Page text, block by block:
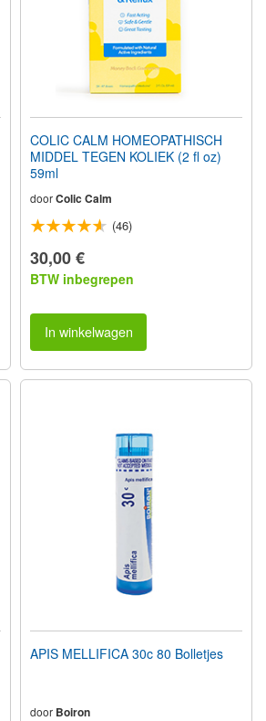
COLIC CALM HOMEOPATHISCH
MIDDEL TEGEN KOLIEK (2 fl oz)
59ml
doorColic Calm
(46)
30,00 €
BTW inbegrepen
In winkelwagen
APIS MELLIFICA 30c 80 Bolletjes
door Boiron